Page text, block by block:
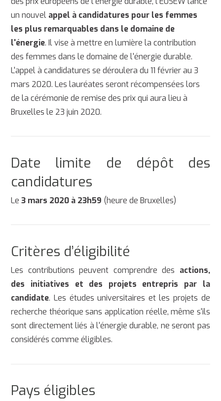
un nouvel appel à candidatures pour les femmes
les plus remarquables dans le domaine de
l'énergie. Il vise à mettre en lumière la contribution
des femmes dans le domaine de l'énergie durable.
L'appel à candidatures se déroulera du 11 février au 3
mars 2020. Les lauréates seront récompensées lors
de la cérémonie de remise des prix qui aura lieu à
Bruxelles le 23 juin 2020.
Date limite de dépôt des
candidatures
Le3 mars 2020 à 23h59 (heure de Bruxelles)
Critères d’éligibilité
Les contributions peuvent comprendre des actions,
des initiatives et des projets entrepris par la
candidate. Les études universitaires et les projets de
recherche théorique sans application réelle, même s'ils
sont directement liés à l'énergie durable, ne seront pas
considérés comme éligibles.
Pays éligibles